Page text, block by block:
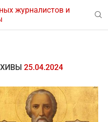
журналистов и
25.04.2024